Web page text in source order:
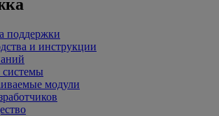
поддержки
и инструкции
системы
модули